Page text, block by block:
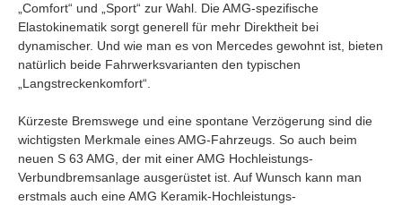
„Comfort“ und „Sport“ zur Wahl. Die AMG-spezifische
Elastokinematik sorgt generell für mehr Direktheit bei
dynamischer. Und wie man es von Mercedes gewohnt ist, bieten
natürlich beide Fahrwerksvarianten den typischen
„Langstreckenkomfort“.
Kürzeste Bremswege und eine spontane Verzögerung sind die
wichtigsten Merkmale eines AMG-Fahrzeugs. So auch beim
neuen S 63 AMG, der mit einer AMG Hochleistungs-
Verbundbremsanlage ausgerüstet ist. Auf Wunsch kann man
erstmals auch eine AMG Keramik-Hochleistungs-